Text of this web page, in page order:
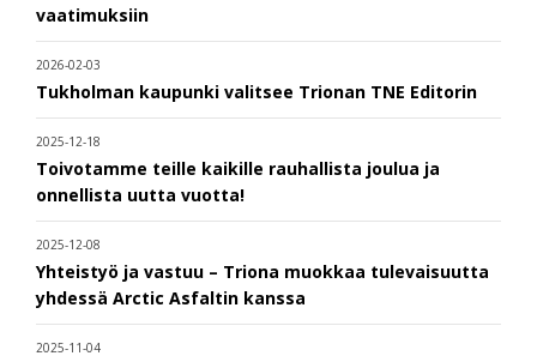
vaatimuksiin
2026-02-03
Tukholman kaupunki valitsee Trionan TNE Editorin
2025-12-18
Toivotamme teille kaikille rauhallista joulua ja
onnellista uutta vuotta!
2025-12-08
Yhteistyö ja vastuu – Triona muokkaa tulevaisuutta
yhdessä Arctic Asfaltin kanssa
2025-11-04